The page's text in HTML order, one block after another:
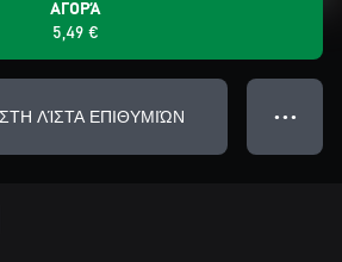
ΑΓΟΡΆ
5,49 €
ΛΊΣΤΑ ΕΠΙΘΥΜΙΏΝ ● ● ●